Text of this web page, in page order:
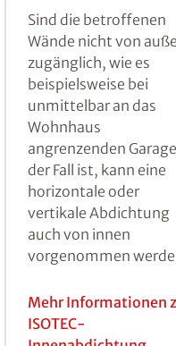
bewährte Methode,
erdberührte Wände
Nachhinein gegen
unten eindringender
Feuchtigkeit
abzudichten, ist das
genannte
Injektionsverfahren.
Hierbei werden in
ersten Schritt
erstellt, der
Injektionsbereich mit
und anschließend mit
ISOTEC-
injiziert.